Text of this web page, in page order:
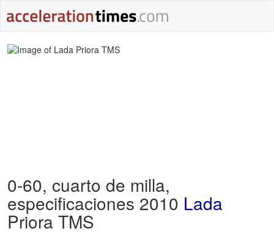
0-60, cuarto de milla,
especificaciones 2010 Lada
Priora TMS